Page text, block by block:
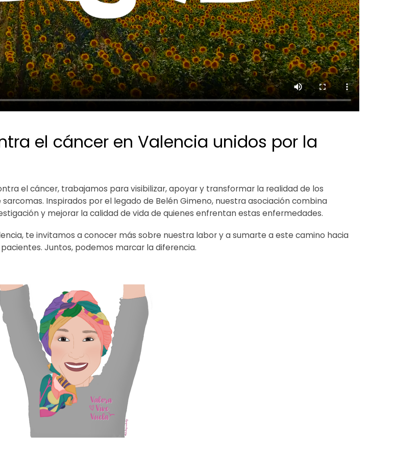
el cáncer en Valencia unidos por la
el cáncer, trabajamos para visibilizar, apoyar y transformar la realidad de los
Inspirados por el legado de Belén Gimeno, nuestra asociación combina
y mejorar la calidad de vida de quienes enfrentan estas enfermedades.
te invitamos a conocer más sobre nuestra labor y a sumarte a este camino hacia
Juntos, podemos marcar la diferencia.